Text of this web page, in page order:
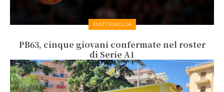
BATTIPAGLIA
PB63, cinque giovani confermate nel roster
di Serie A1